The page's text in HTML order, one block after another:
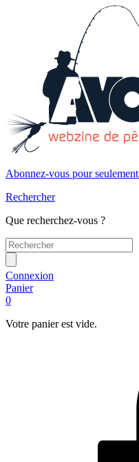
Abonnez-vous pour seulement
Rechercher
Que recherchez-vous ?
Connexion
Panier
0
Votre panier est vide.